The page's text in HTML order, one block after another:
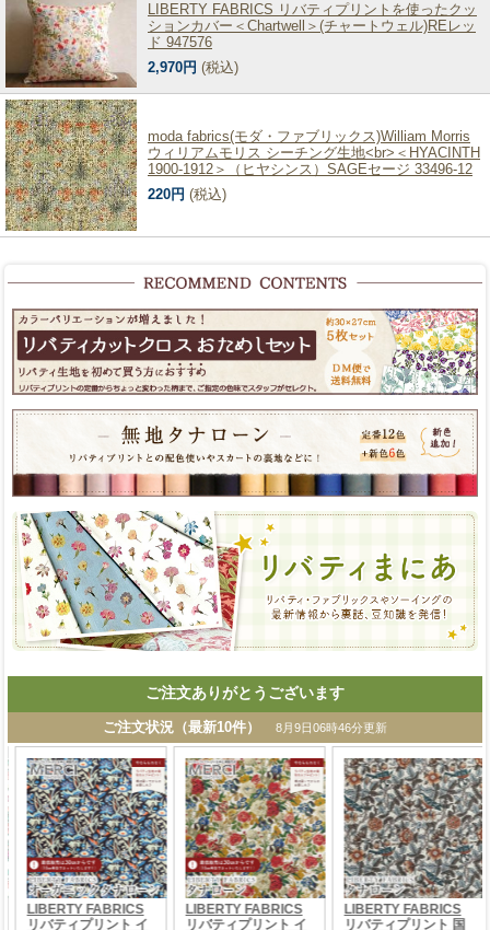
LIBERTY FABRICS リバティプリントを使ったクッ
ションカバー＜Chartwell＞(チャートウェル)REレッ
ド 947576
2,970円 (税込)
moda fabrics(モダ・ファブリックス)William Morris
ウィリアムモリス シーチング生地<br>＜HYACINTH
1900-1912＞（ヒヤシンス）SAGEセージ 33496-12
220円 (税込)
ご注文ありがとうございます